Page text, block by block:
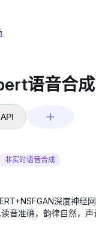
语音合成
非实时语音合成
深度神经
音准确，韵律自然，声